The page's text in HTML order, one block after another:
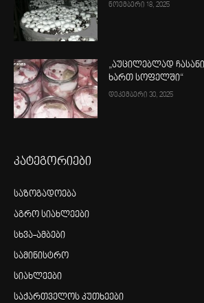
ნოემბერი 18, 2025
„აუცილებლად
ხართ სოფელში“
დეკემბერი 30, 2025
კატეგორიები
საზოგადოება
აგრო სიახლეები
სხვა-ამბები
სამინისტრო
სიახლეები
საქართველოს კუთხეები